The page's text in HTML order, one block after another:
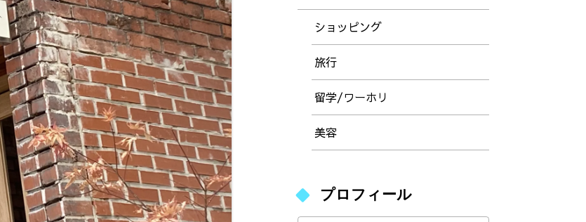
ショッピング
旅行
留学/ワーホリ
美容
プロフィール